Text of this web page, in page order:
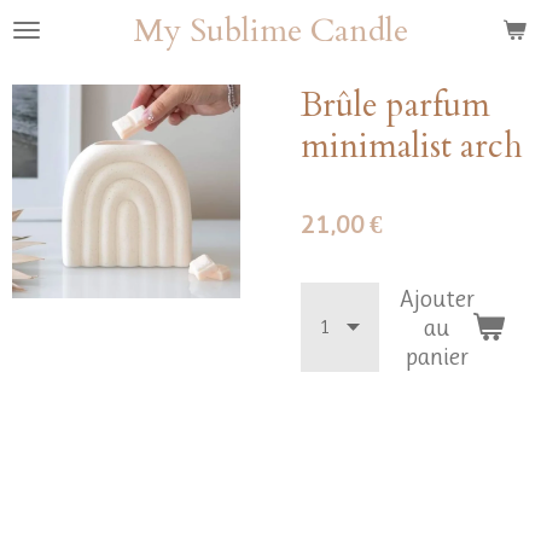
Passer
contenu
principal
My Sublime Candle
Brûle parfum
minimalist arch
21,00 €
Ajouter
au
panier